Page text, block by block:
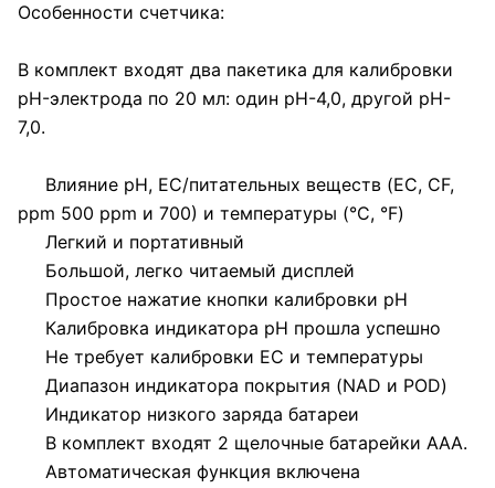
Особенности счетчика:
В комплект входят два пакетика для калибровки
pH-электрода по 20 мл: один pH-4,0, другой pH-
7,0.
Влияние pH, EC/питательных веществ (EC, CF,
ppm 500 ppm и 700) и температуры (°C, °F)
Легкий и портативный
Большой, легко читаемый дисплей
Простое нажатие кнопки калибровки pH
Калибровка индикатора pH прошла успешно
Не требует калибровки EC и температуры
Диапазон индикатора покрытия (NAD и POD)
Индикатор низкого заряда батареи
В комплект входят 2 щелочные батарейки ААА.
Автоматическая функция включена